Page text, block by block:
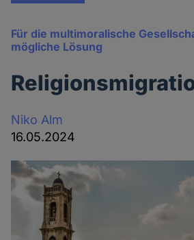
Für die multimoralische
mögliche Lösung
Niko Alm
16.05.2024